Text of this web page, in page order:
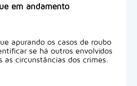
em andamento
apurando os casos de roubo
se há outros envolvidos
as circunstâncias dos crimes.